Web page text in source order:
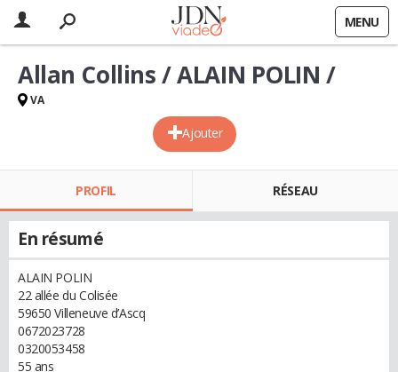
MENU
Ajouter
Allan Collins / ALAIN POLIN /
VA
PROFIL RÉSEAU
En résumé
ALAIN POLIN
22 allée du Colisée
59650 Villeneuve d’Ascq
0672023728
0320053458
55 ans